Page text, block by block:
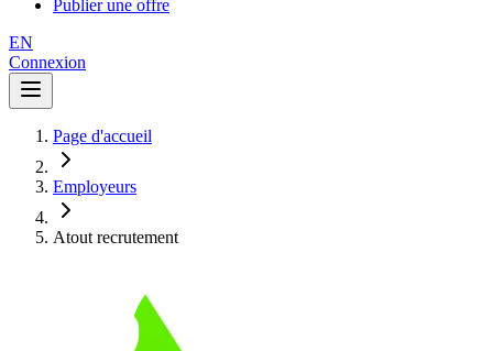
Publier une offre
EN
Connexion
Page d'accueil
Employeurs
Atout recrutement